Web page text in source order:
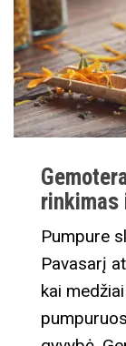
rinkimas
Pumpure
Pavasarį
kai